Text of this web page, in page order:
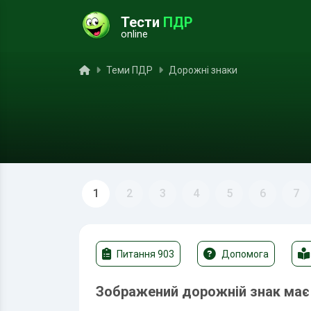
Тести ПДР
online
ГоловнаТеми ПДР Дорожні знаки
1 2 3 4 5 6 7
Питання 903 Допомога
Зображений дорожній знак має